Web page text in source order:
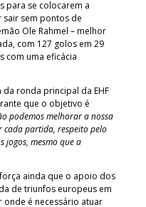
para se colocarem a
sem pontos de
Ole Rahmel – melhor
com 127 golos em 29
com uma eficácia
ronda principal da EHF
que o objetivo é
podemos melhorar a nossa
cada partida, respeito pelo
jogos, mesmo que a
ainda que o apoio dos
de triunfos europeus em
onde é necessário atuar